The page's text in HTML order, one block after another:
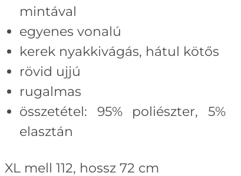
mintával
egyenes vonalú
kerek nyakkivágás, hátul kötős
rövid ujjú
rugalmas
összetétel: 95% poliészter, 5%
elasztán
XL mell 112, hossz 72 cm